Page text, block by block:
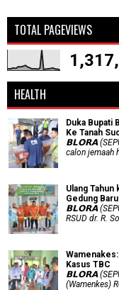
TOTAL PAGEVIEWS
HEALTH
Duka Bupati
Ke Tanah
𝗕𝗟𝗢𝗥𝗔
calon jemaah
Ulang
Gedung
𝗕𝗟𝗢𝗥𝗔
RSUD dr. R.
Kasus TBC
𝗕𝗟𝗢𝗥𝗔
(Wamenkes)